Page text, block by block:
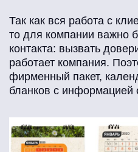
Так как вся работа с
то для компании важно
контакта: вызвать
работает компания.
фирменный пакет,
бланков с информацией